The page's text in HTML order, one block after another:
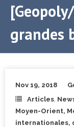
grandes
Nov 19, 2018
Articles
Moyen-Orient,
internationales,